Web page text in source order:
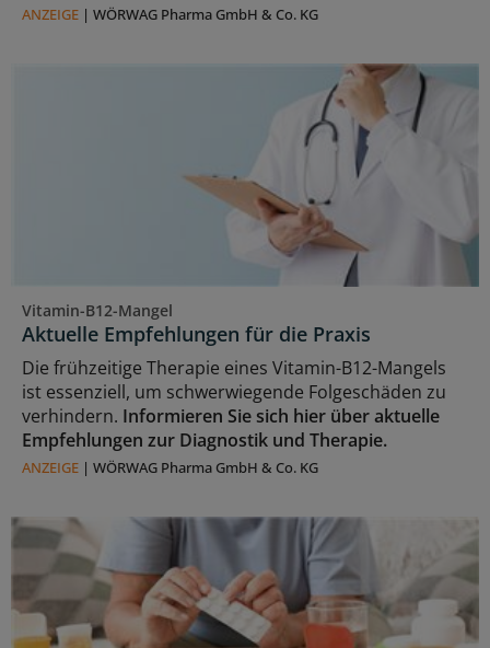
ANZEIGE | WÖRWAG Pharma GmbH & Co. KG
Vitamin-B12-Mangel
Aktuelle Empfehlungen für die Praxis
Die frühzeitige Therapie eines Vitamin-B12-Mangels
ist essenziell, um schwerwiegende Folgeschäden zu
verhindern. Informieren Sie sich hier über aktuelle
Empfehlungen zur Diagnostik und Therapie.
ANZEIGE | WÖRWAG Pharma GmbH & Co. KG